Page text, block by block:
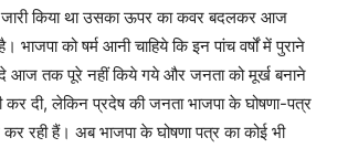
जारी किया था उसका ऊपर का कवर बदलकर आज
भाजपा को षर्म आनी चाहिये कि इन पांच वर्षों में पुराने
आज तक पूरे नहीं किये गये और जनता को मूर्ख बनाने
कर दी, लेकिन प्रदेष की जनता भाजपा के घोषणा-पत्र
रही हैं। अब भाजपा के घोषणा पत्र का कोई भी